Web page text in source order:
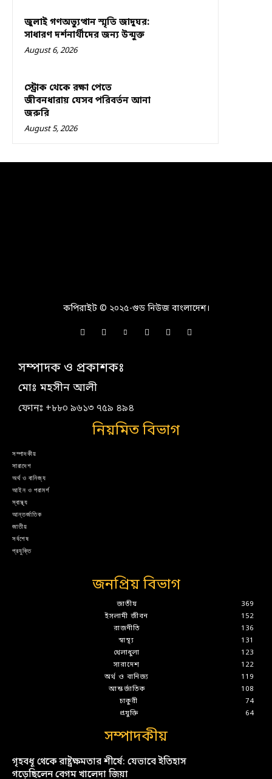
জুলাই গণঅভ্যুত্থান স্মৃতি জাদুঘর:
সাধারণ দর্শনার্থীদের জন্য উন্মুক্ত
August 6, 2026
স্ট্রোক থেকে রক্ষা পেতে
জীবনধারায় যেসব পরিবর্তন আনা
জরুরি
August 5, 2026
কপিরাইট © ২০২৫-গুড নিউজ বাংলাদেশ।
সম্পাদক ও প্রকাশকঃ
মোঃ মহসীন আলী
ফোনঃ +৮৮০ ৯৬১৩ ৭৫৯ ৪৯৪
নিয়মিত বিভাগ
সম্পাদকীয়
সারাদেশ
অর্থ ও বানিজ্য
আইন ও পরামর্শ
স্বাস্থ্য
আন্তর্জাতিক
জাতীয়
সর্বশেষ
প্রযুক্তি
জনপ্রিয় বিভাগ
জাতীয়
369
ইসলামী জীবন
152
রাজনীতি
136
স্বাস্থ্য
131
খেলাধুলা
123
সারাদেশ
122
অর্থ ও বানিজ্য
119
আন্তর্জাতিক
108
চাকুরী
74
প্রযুক্তি
64
সম্পাদকীয়
গৃহবধূ থেকে রাষ্ট্রক্ষমতার শীর্ষে: যেভাবে ইতিহাস
গড়েছিলেন বেগম খালেদা জিয়া